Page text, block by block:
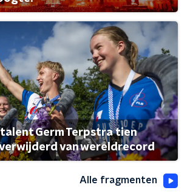
Germ Terpstra tien
van wereldrecord
Alle fragmenten